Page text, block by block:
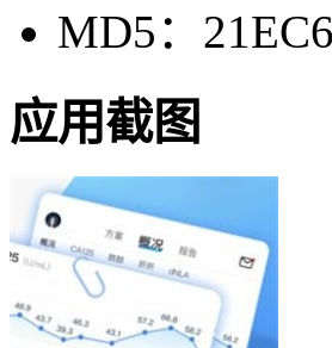
MD5：
应用截图